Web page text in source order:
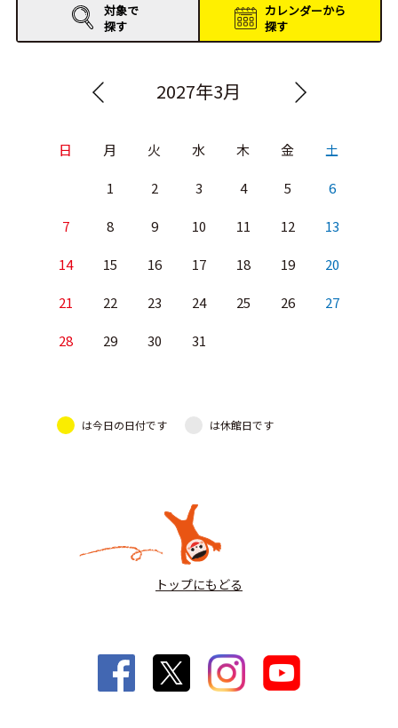
対象で
探す
カレンダーから
探す
2027年3月
日 月 火 水 木 金 土
1 2 3 4 5 6
7 8 9 10 11 12 13
14 15 16 17 18 19 20
21 22 23 24 25 26 27
28 29 30 31
は今日の日付です は休館日です
トップにもどる